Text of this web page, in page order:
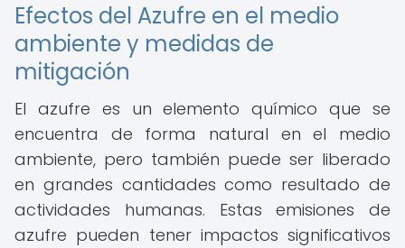
Efectos del Azufre en el medio
ambiente y medidas de
mitigación
El azufre es un elemento químico que se
encuentra de forma natural en el medio
ambiente, pero también puede ser liberado
en grandes cantidades como resultado de
actividades humanas. Estas emisiones de
azufre pueden tener impactos significativos